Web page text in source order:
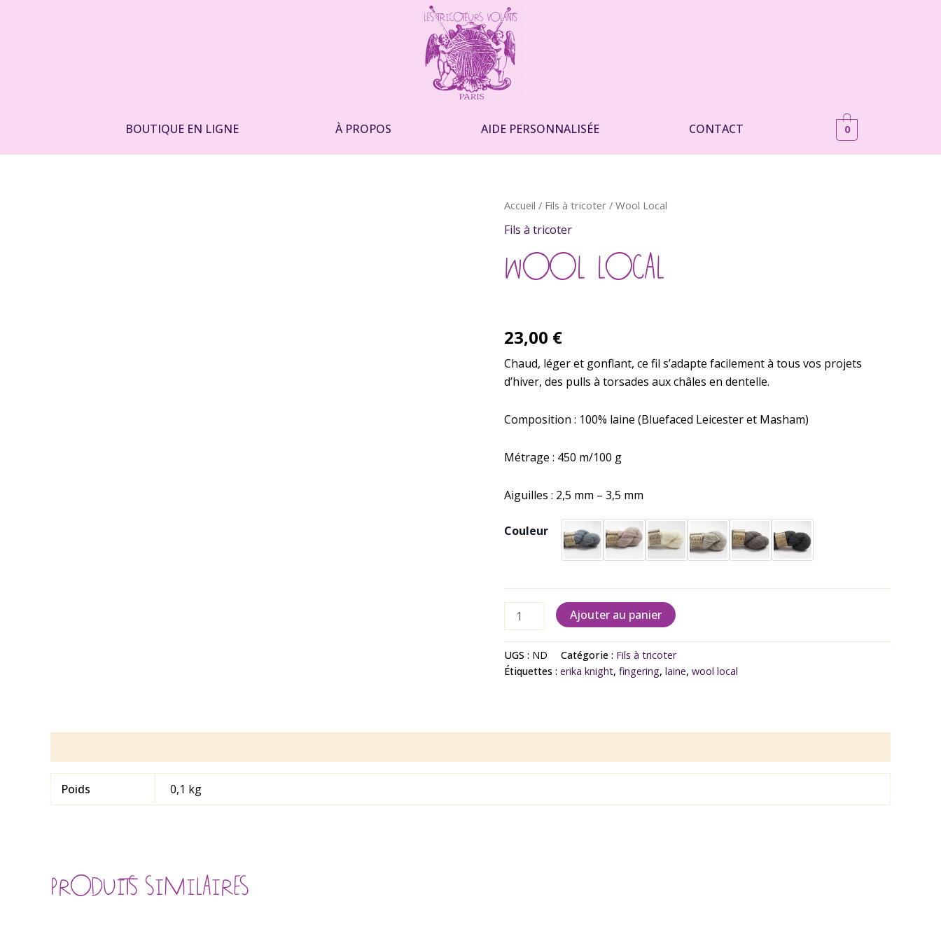
BOUTIQUE EN LIGNE À PROPOS AIDE PERSONNALISÉE CONTACT 0
Accueil / Fils à tricoter / Wool Local
Fils à tricoter
WOOL LOCAL
23,00 €
Chaud, léger et gonflant, ce fil s’adapte facilement à tous vos projets
d’hiver, des pulls à torsades aux châles en dentelle.
Composition : 100% laine (Bluefaced Leicester et Masham)
Métrage : 450 m/100 g
Aiguilles : 2,5 mm – 3,5 mm
Couleur
quantité
Wool
Ajouter au panier
UGS : ND Catégorie : Fils à tricoter
Étiquettes : erika knight, fingering, laine, wool local
Poids 0,1 kg
PRODUITS SIMILAIRES